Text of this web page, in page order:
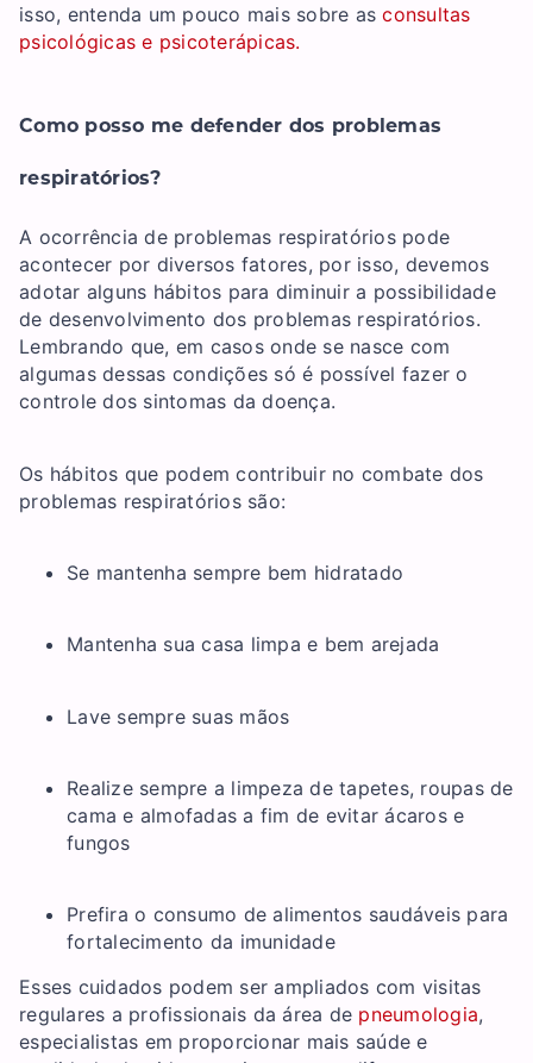
isso, entenda um pouco mais sobre asconsultas
psicológicas e psicoterápicas.
Como posso me defender dos problemas
respiratórios?
A ocorrência de problemas respiratórios pode
acontecer por diversos fatores, por isso, devemos
adotar alguns hábitos para diminuir a possibilidade
de desenvolvimento dos problemas respiratórios.
Lembrando que, em casos onde se nasce com
algumas dessas condições só é possível fazer o
controle dos sintomas da doença.
Os hábitos que podem contribuir no combate dos
problemas respiratórios são:
Se mantenha sempre bem hidratado
Mantenha sua casa limpa e bem arejada
Lave sempre suas mãos
Realize sempre a limpeza de tapetes, roupas de
cama e almofadas a fim de evitar ácaros e
fungos
Prefira o consumo de alimentos saudáveis para
fortalecimento da imunidade
Esses cuidados podem ser ampliados com visitas
regulares a profissionais da área de pneumologia,
especialistas em proporcionar mais saúde e